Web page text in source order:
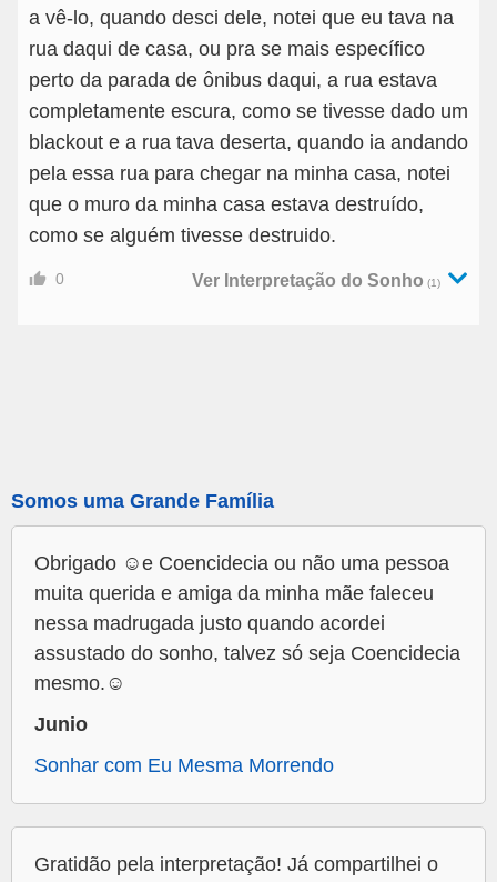
a vê-lo, quando desci dele, notei que eu tava na
rua daqui de casa, ou pra se mais específico
perto da parada de ônibus daqui, a rua estava
completamente escura, como se tivesse dado um
blackout e a rua tava deserta, quando ia andando
pela essa rua para chegar na minha casa, notei
que o muro da minha casa estava destruído,
como se alguém tivesse destruido.
0 Ver Interpretação do Sonho (1)
Somos uma Grande Família
Obrigado ☺️e Coencidecia ou não uma pessoa
muita querida e amiga da minha mãe faleceu
nessa madrugada justo quando acordei
assustado do sonho, talvez só seja Coencidecia
mesmo.☺️
Junio
Sonhar com Eu Mesma Morrendo
Gratidão pela interpretação! Já compartilhei o